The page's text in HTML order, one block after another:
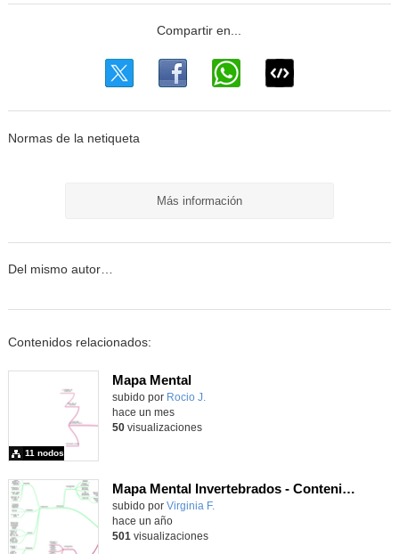
Normas de la netiqueta
Más información
Del mismo autor…
Contenidos relacionados:
Mapa Mental
subido por Rocio J.
11 nodos
hace un mes
50visualizaciones
Mapa Mental Invertebrados - Contenido educativo
Contenido educativo.
subido por Virginia F.
hace un año
501 visualizaciones